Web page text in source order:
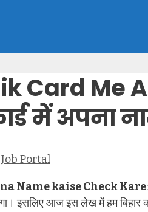
Card Me
में
Portal
Name kaise Check Kare
इसलिए आज इस लेख में हम बिहार